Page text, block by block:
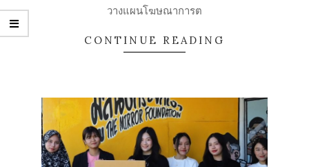
วางแผนโฆษณาการต
CONTINUE READING